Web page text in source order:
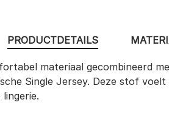
PRODUCTDETAILS
materiaal gecombineerd
Single Jersey. Deze stof